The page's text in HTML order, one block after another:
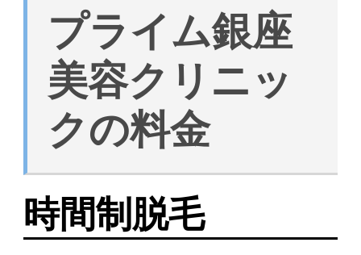
プライム銀座
美容クリニッ
クの料金
時間制脱毛